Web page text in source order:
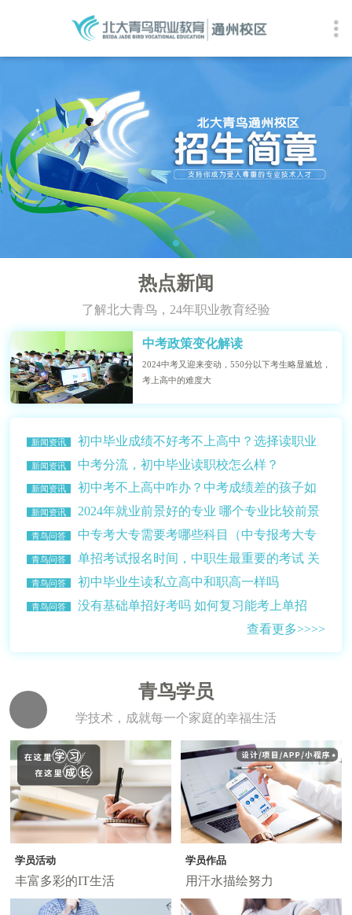
热点新闻
了解北大青鸟，24年职业教育经验
中考政策变化解读
2024中考又迎来变动，550分以下考生略显尴尬，
考上高中的难度大
新闻资讯
初中毕业成绩不好考不上高中？选择读职业
学校？
新闻资讯 中考分流，初中毕业读职校怎么样？
新闻资讯
初中考不上高中咋办？中考成绩差的孩子如
何选择学校？
新闻资讯
2024年就业前景好的专业 哪个专业比较前景
比较好赚钱多？
青鸟问答
中专考大专需要考哪些科目（中专报考大专
的条件介绍）
青鸟问答
单招考试报名时间，中职生最重要的考试 关
乎升学读大学
青鸟问答 初中毕业生读私立高中和职高一样吗
青鸟问答
没有基础单招好考吗 如何复习能考上单招
查看更多>>>>
青鸟学员
学技术，成就每一个家庭的幸福生活
学员活动
丰富多彩的IT生活
学员作品
用汗水描绘努力